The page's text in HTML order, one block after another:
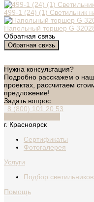
499-1 (24) (1) Светильник
Напольный торшер G
Обратная связь
Обратная связь
Нужна консультация?
Подробно расскажем о
проектах, рассчитаем
предложение!
Задать вопрос
8 (800) 101 20 53
г. Красноярск
Сертификаты
Фотогалерея
Услуги
Подбор
Помощь